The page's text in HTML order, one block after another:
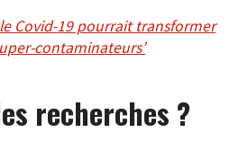
Covid-19 pourrait transformer
contaminateurs’
recherches ?